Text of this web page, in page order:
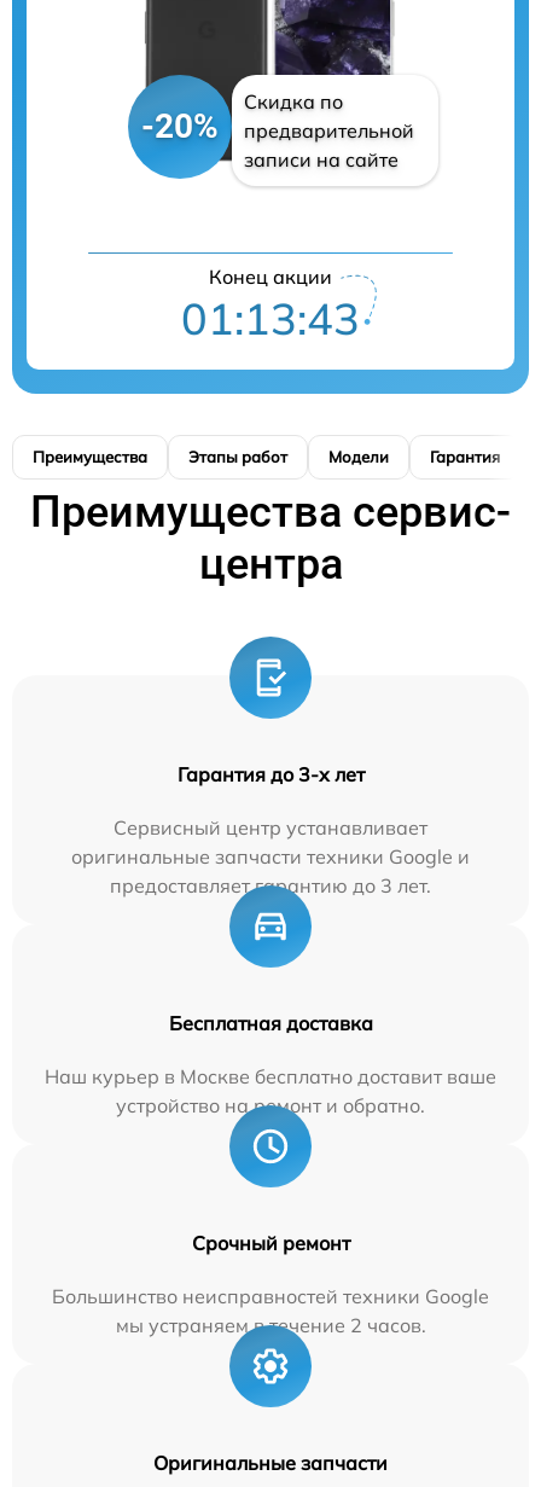
-20%
Скидка по
предварительной
записи на сайте
Конец акции
01:13:42
Преимущества Этапы работ Модели Гарантия
Преимущества сервис-
центра
Гарантия до 3-х лет
Сервисный центр устанавливает
оригинальные запчасти техники Google и
предоставляет гарантию до 3 лет.
Бесплатная доставка
Наш курьер в Москве бесплатно доставит ваше
устройство на ремонт и обратно.
Срочный ремонт
Большинство неисправностей техники Google
мы устраняем в течение 2 часов.
Оригинальные запчасти